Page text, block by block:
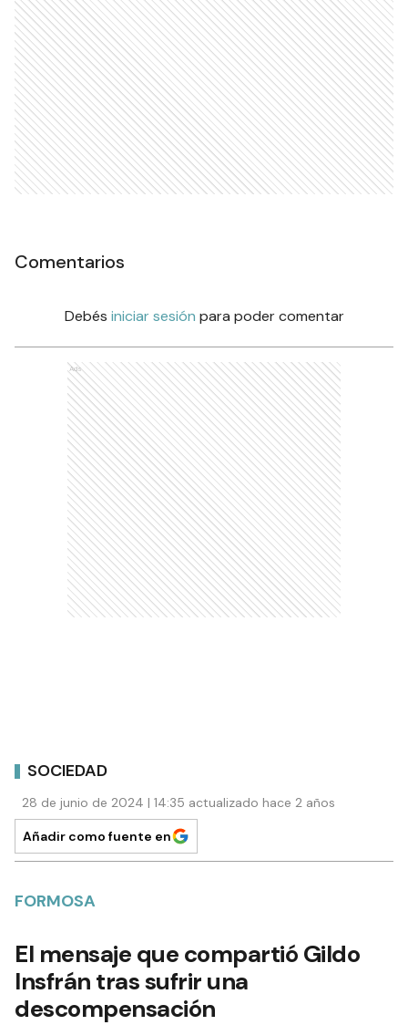
Comentarios
Debés iniciar sesión para poder comentar
Ads
SOCIEDAD
28 de junio de 2024 | 14:35 actualizado hace 2 años
Añadir como fuente en
FORMOSA
El mensaje que compartió Gildo
Insfrán tras sufrir una
descompensación